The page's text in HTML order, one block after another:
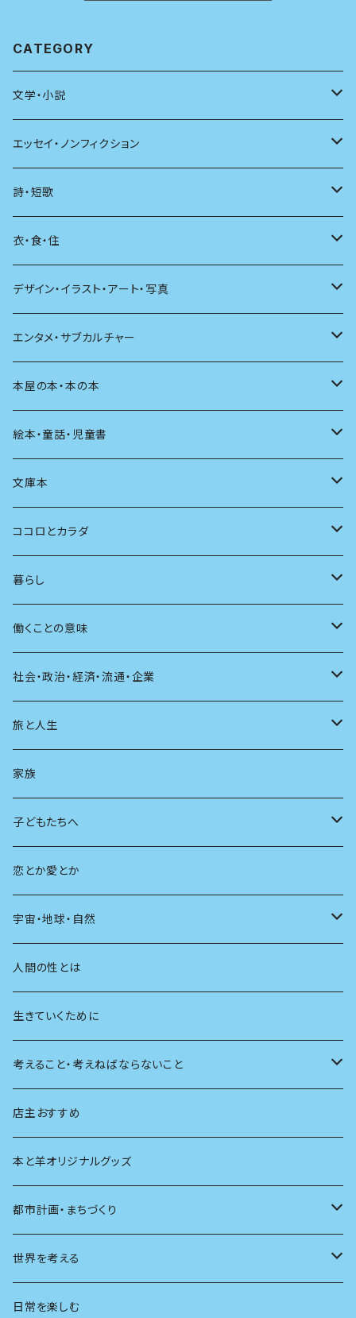
CATEGORY
文学・小説
日本
海外
日本語
文学理論
評論
文章術
エッセイ・ノンフィクション
エッセイ
日記
ノンフィクション
その他
評論
言葉
言語
批評
アンソロジー
自伝・伝記
詩・短歌
詩
短歌
その他
衣・食・住
着る
食べる
料理
発酵・麹
住う
その他
デザイン・イラスト・アート・写真
デザイン
イラスト
アート
写真
その他
インテリア
ファッション
建築
スポーツ
AIと社会
広告
エンタメ・サブカルチャー
映画
音楽
マンガ
テレビ
ラジオ
マガジン
その他
アニメ
日本の芸能
本屋の本・本の本
本屋さんの本
本の本
読書
絵本・童話・児童書
小さいお子さん向け
自分で読めるようになったら
大人も楽しい絵本
海外絵本
童話
その他
文庫本
男性作家
女性作家
その他
ココロとカラダ
フェミニズム
カウンセリング
人間関係
健康
暮らし
料理
育児
日常生活
学ぶ楽しみ
働くことの意味
仕事のヒント
社会・政治・経済・流通・企業
過去
現在
未来
旅と人生
旅
人生
家族
子どもたちへ
教育
友達
学校
恋とか愛とか
宇宙・地球・自然
動物
植物
天体
生物
人間の性とは
生きていくために
考えること・考えねばならないこと
創元社 シリーズ「あいだで考える」
店主おすすめ
本と羊オリジナルグッズ
都市計画・まちづくり
都市
地方
世界を考える
思想
日常を楽しむ